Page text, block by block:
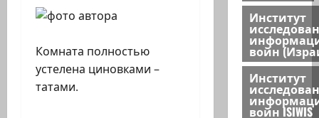
Комната полностью
устелена циновками –
татами.
Институт
войн
Институт
войн ISIWIS